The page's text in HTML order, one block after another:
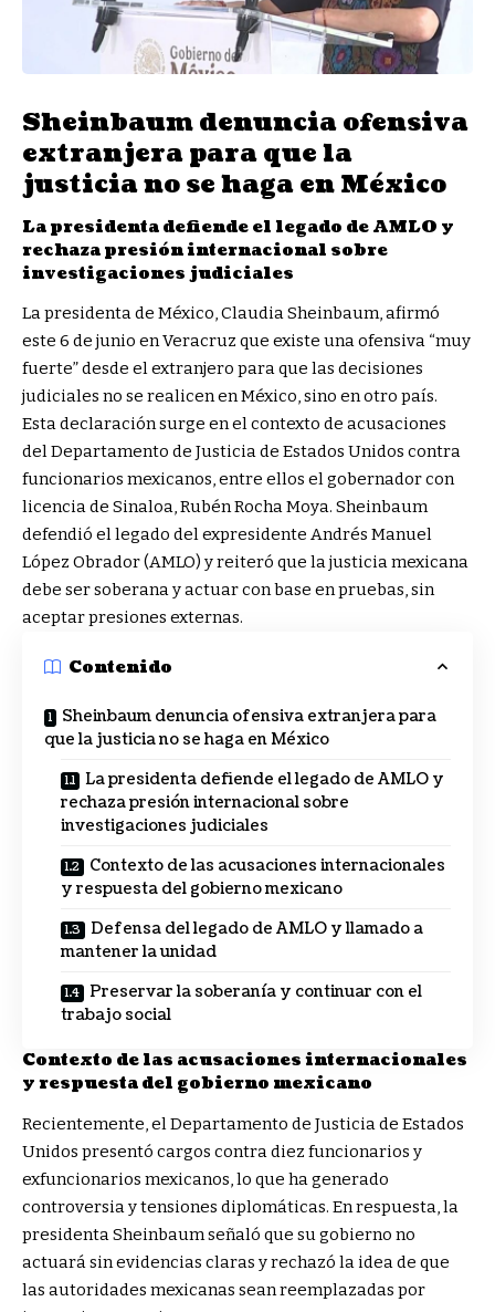
Sheinbaum denuncia ofensiva
extranjera para que la
justicia no se haga en México
La presidenta defiende el legado de AMLO y
rechaza presión internacional sobre
investigaciones judiciales
La presidenta de México, Claudia Sheinbaum, afirmó
este 6 de junio en Veracruz que existe una ofensiva “muy
fuerte” desde el extranjero para que las decisiones
judiciales no se realicen en México, sino en otro país.
Esta declaración surge en el contexto de acusaciones
del Departamento de Justicia de Estados Unidos contra
funcionarios mexicanos, entre ellos el gobernador con
licencia de Sinaloa, Rubén Rocha Moya. Sheinbaum
defendió el legado del expresidente Andrés Manuel
López Obrador (AMLO) y reiteró que la justicia mexicana
debe ser soberana y actuar con base en pruebas, sin
aceptar presiones externas.
Contenido
Sheinbaum denuncia ofensiva extranjera para
que la justicia no se haga en México
La presidenta defiende el legado de AMLO y
rechaza presión internacional sobre
investigaciones judiciales
Contexto de las acusaciones internacionales
y respuesta del gobierno mexicano
Defensa del legado de AMLO y llamado a
mantener la unidad
Preservar la soberanía y continuar con el
trabajo social
Contexto de las acusaciones internacionales
y respuesta del gobierno mexicano
Recientemente, el Departamento de Justicia de Estados
Unidos presentó cargos contra diez funcionarios y
exfuncionarios mexicanos, lo que ha generado
controversia y tensiones diplomáticas. En respuesta, la
presidenta Sheinbaum señaló que su gobierno no
actuará sin evidencias claras y rechazó la idea de que
las autoridades mexicanas sean reemplazadas por